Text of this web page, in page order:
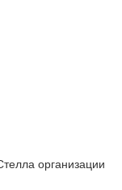
организации